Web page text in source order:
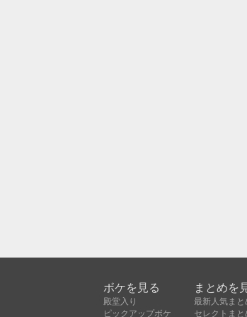
ボケを見る
殿堂入り
ピックアップボケ
まとめを
最新人気まと
セレクトまと